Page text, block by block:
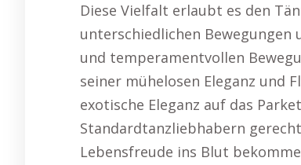
Diese Vielfalt erlaubt es den
unterschiedlichen Bewegungen
und temperamentvollen
seiner mühelosen Eleganz und
exotische Eleganz auf das
Standardtanzliebhabern
Lebensfreude ins Blut